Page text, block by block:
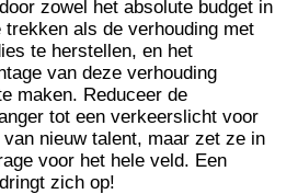
zowel het absolute budget in
als de verhouding met
te herstellen, en het
van deze verhouding
maken. Reduceer de
tot een verkeerslicht voor
nieuw talent, maar zet ze in
voor het hele veld. Een
zich op!